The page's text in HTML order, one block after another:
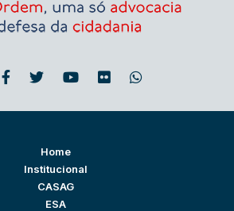
Home
Institucional
CASAG
ESA